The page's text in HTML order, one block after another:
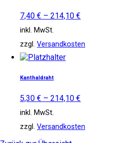
werden
Varianten
auf.
Optionen
können
auf
werden
7,40 € – 214,10 €
inkl. MwSt.
zzgl. Versandkosten
Dieses
Varianten
auf.
Optionen
können
Kanthaldraht
5,30 € – 214,10 €
inkl. MwSt.
zzgl. Versandkosten